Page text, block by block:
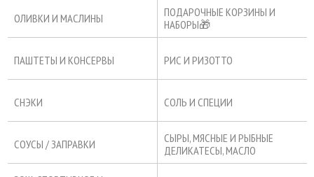
ОЛИВКИ И МАСЛИНЫ
ПОДАРОЧНЫЕ КОРЗИНЫ И
НАБОРЫ🎁
ПАШТЕТЫ И КОНСЕРВЫ РИС И РИЗОТТО
СНЭКИ СОЛЬ И СПЕЦИИ
СОУСЫ / ЗАПРАВКИ
СЫРЫ, МЯСНЫЕ И РЫБНЫЕ
ДЕЛИКАТЕСЫ, МАСЛО